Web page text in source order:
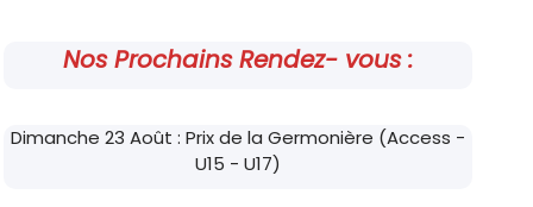
Nos Prochains Rendez- vous :
Dimanche 23 Août : Prix de la Germonière (Access -
U15 - U17)